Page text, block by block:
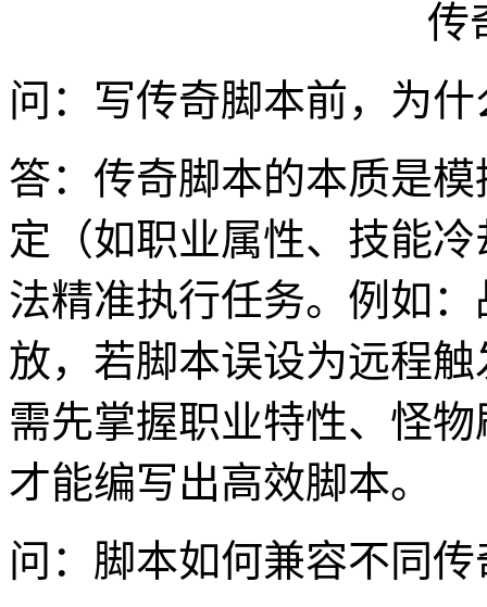
问：写传奇脚本前，为
答：传奇脚本的本质是
定（如职业属性、技能
法精准执行任务。例如
放，若脚本误设为远程
需先掌握职业特性、怪
才能编写出高效脚本。
问：脚本如何兼容不同